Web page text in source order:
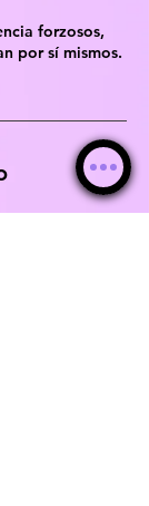
forzosos,
por sí mismos.